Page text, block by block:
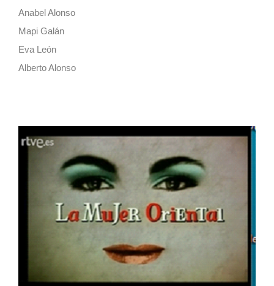
Anabel Alonso
Mapi Galán
Eva León
Alberto Alonso